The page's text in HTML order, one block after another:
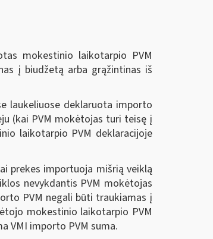
mokestinio laikotarpio PVM
į biudžetą arba grąžintinas iš
laukeliuose deklaruota importo
(kai PVM mokėtojas turi teisę į
laikotarpio PVM deklaracijoje
prekes importuoja mišrią veiklą
nevykdantis PVM mokėtojas
PVM negali būti traukiamas į
mokestinio laikotarpio PVM
VMI importo PVM suma.